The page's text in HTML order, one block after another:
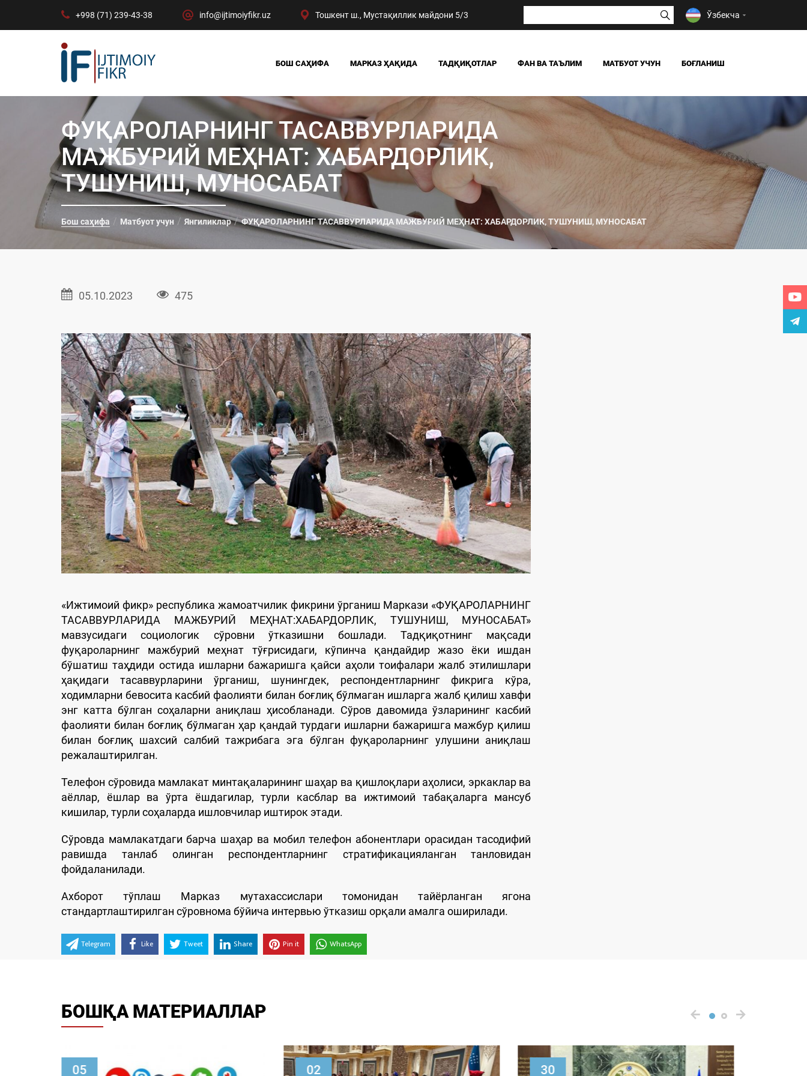
+998 (71) 239-43-38 info@ijtimoiyfikr.uz Тошкент ш., Мустақиллик майдони 5/3 Ўзбекча
БОШ САҲИФА МАРКАЗ ҲАҚИДА
БИЗНИНГ ЮТУҚЛАРИМИЗ
РАҲБАРИЯТ
МАРКАЗ ТУЗИЛМАСИ
ТАДҚИҚОТЛАР
ЖАМИЯТ
СИЁСАТ ВА ҲУҚУҚ
ИҚТИСОДИЁТ
DIGITAL СОЦИОЛОГИЯ
ФАН ВА ТАЪЛИМ МАТБУОТ УЧУН
ЯНГИЛИКЛАР
БОҒЛАНИШ
ФУҚАРОЛАРНИНГ ТАСАВВУРЛАРИДА
МАЖБУРИЙ МЕҲНАТ: ХАБАРДОРЛИК,
ТУШУНИШ, МУНОСАБАТ
Бош саҳифа Матбуот учун Янгиликлар ФУҚАРОЛАРНИНГ ТАСАВВУРЛАРИДА МАЖБУРИЙ МЕҲНАТ: ХАБАРДОРЛИК, ТУШУНИШ, МУНОСАБАТ
05.10.2023 475
«Ижтимоий фикр» республика жамоатчилик фикрини ўрганиш Маркази «ФУҚАРОЛАРНИНГ
ТАСАВВУРЛАРИДА МАЖБУРИЙ МЕҲНАТ:ХАБАРДОРЛИК, ТУШУНИШ, МУНОСАБАТ»
мавзусидаги социологик сўровни ўтказишни бошлади. Тадқиқотнинг мақсади
фуқароларнинг мажбурий меҳнат тўғрисидаги, кўпинча қандайдир жазо ёки ишдан
бўшатиш таҳдиди остида ишларни бажаришга қайси аҳоли тоифалари жалб этилишлари
ҳақидаги тасаввурларини ўрганиш, шунингдек, респондентларнинг фикрига кўра,
ходимларни бевосита касбий фаолияти билан боғлиқ бўлмаган ишларга жалб қилиш хавфи
энг катта бўлган соҳаларни аниқлаш ҳисобланади. Сўров давомида ўзларининг касбий
фаолияти билан боғлиқ бўлмаган ҳар қандай турдаги ишларни бажаришга мажбур қилиш
билан боғлиқ шахсий салбий тажрибага эга бўлган фуқароларнинг улушини аниқлаш
режалаштирилган.
Телефон сўровида мамлакат минтақаларининг шаҳар ва қишлоқлари аҳолиси, эркаклар ва
аёллар, ёшлар ва ўрта ёшдагилар, турли касблар ва ижтимоий табақаларга мансуб
кишилар, турли соҳаларда ишловчилар иштирок этади.
Сўровда мамлакатдаги барча шаҳар ва мобил телефон абонентлари орасидан тасодифий
равишда танлаб олинган респондентларнинг стратификацияланган танловидан
фойдаланилади.
Ахборот тўплаш Марказ мутахассислари томонидан тайёрланган ягона
стандартлаштирилган сўровнома бўйича интервью ўтказиш орқали амалга оширилади.
Telegram Like Tweet Share Pin it WhatsApp
БОШҚА МАТЕРИАЛЛАР
02 30 30